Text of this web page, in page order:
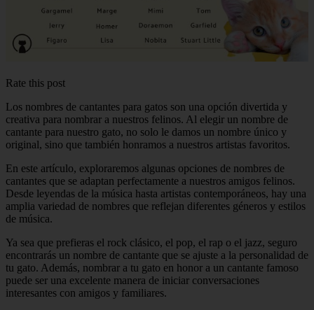
Rate this post
Los nombres de cantantes para gatos son una opción divertida y
creativa para nombrar a nuestros felinos. Al elegir un nombre de
cantante para nuestro gato, no solo le damos un nombre único y
original, sino que también honramos a nuestros artistas favoritos.
En este artículo, exploraremos algunas opciones de nombres de
cantantes que se adaptan perfectamente a nuestros amigos felinos.
Desde leyendas de la música hasta artistas contemporáneos, hay una
amplia variedad de nombres que reflejan diferentes géneros y estilos
de música.
Ya sea que prefieras el rock clásico, el pop, el rap o el jazz, seguro
encontrarás un nombre de cantante que se ajuste a la personalidad de
tu gato. Además, nombrar a tu gato en honor a un cantante famoso
puede ser una excelente manera de iniciar conversaciones
interesantes con amigos y familiares.